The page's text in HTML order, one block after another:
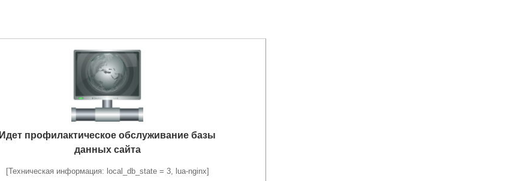
Идет профилактическое обслуживание базы
данных сайта
[Техническая информация: local_db_state = 3, lua-nginx]